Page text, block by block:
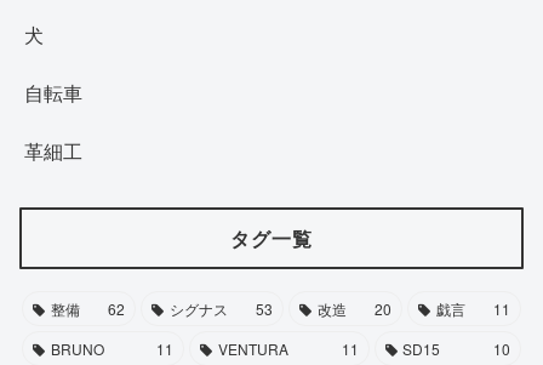
犬
自転車
革細工
タグ一覧
整備 62 シグナス 53 改造 20 戯言
11
BRUNO
11 VENTURA 11 SD15
10